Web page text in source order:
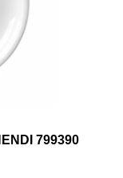
799390